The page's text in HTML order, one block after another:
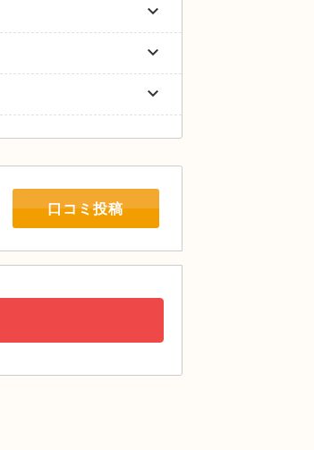
keyboard_arrow_down
keyboard_arrow_down
keyboard_arrow_down
口コミ投稿